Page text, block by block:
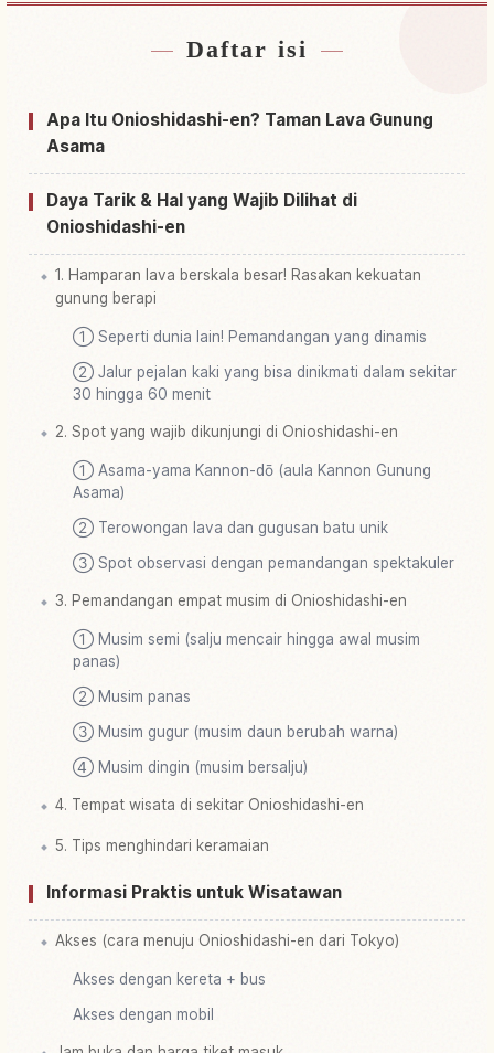
Cari penginapan dekat Taman Onioshidashi Shi
Cari aktivitas di Taman Onioshidashi Shi Sono (
Joushin'etsu Kougen Kokuritsukouen )
Daftar isi
Apa Itu Onioshidashi-en? Taman Lava Gunung
Asama
Daya Tarik & Hal yang Wajib Dilihat di
Onioshidashi-en
1. Hamparan lava berskala besar! Rasakan kekuatan
gunung berapi
① Seperti dunia lain! Pemandangan yang dinamis
② Jalur pejalan kaki yang bisa dinikmati dalam sekitar
30 hingga 60 menit
2. Spot yang wajib dikunjungi di Onioshidashi-en
① Asama-yama Kannon-dō (aula Kannon Gunung
Asama)
② Terowongan lava dan gugusan batu unik
③ Spot observasi dengan pemandangan spektakuler
3. Pemandangan empat musim di Onioshidashi-en
① Musim semi (salju mencair hingga awal musim
panas)
② Musim panas
③ Musim gugur (musim daun berubah warna)
④ Musim dingin (musim bersalju)
4. Tempat wisata di sekitar Onioshidashi-en
5. Tips menghindari keramaian
Informasi Praktis untuk Wisatawan
Akses (cara menuju Onioshidashi-en dari Tokyo)
Akses dengan kereta + bus
Akses dengan mobil